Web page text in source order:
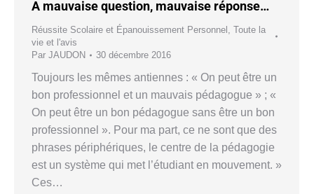
A mauvaise question, mauvaise réponse…
Réussite Scolaire et Épanouissement Personnel , Toute la
vie et l'avis
Par JAUDON 30 décembre 2016
Toujours les mêmes antiennes : « On peut être un
bon professionnel et un mauvais pédagogue » ; «
On peut être un bon pédagogue sans être un bon
professionnel ». Pour ma part, ce ne sont que des
phrases périphériques, le centre de la pédagogie
est un système qui met l’étudiant en mouvement. »
Ces…